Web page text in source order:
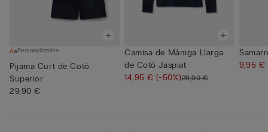
Personalitzable
Pijama Curt de Cotó
Superior
29,90 €
Camisa de Màniga Llarga
de Cotó Jaspiat
14,95 €(-50%)29,90 €
9,95 €